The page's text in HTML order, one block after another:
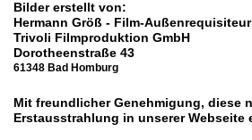
Bilder erstellt von:
Hermann Größ - Film-Außenrequisiteur
Trivoli Filmproduktion GmbH
Dorotheenstraße 43
61348 Bad Homburg
Mit freundlicher Genehmigung, diese
Erstausstrahlung in unserer Webseite